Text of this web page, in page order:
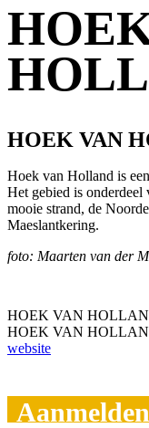
HOEK VAN
Hoek van Holland is
Het gebied is onderdeel
mooie strand, de
Maeslantkering.
foto: Maarten van der
HOEK VAN
HOEK VAN
website
Aanmelden